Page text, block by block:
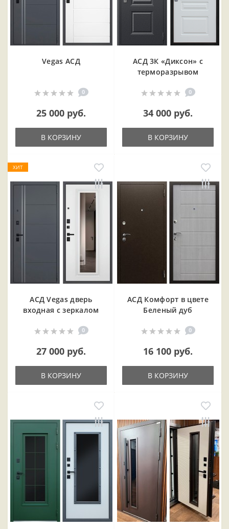
Vegas АСД
0
25 000 руб.
В КОРЗИНУ
АСД 3К «Диксон» с
терморазрывом
0
34 000 руб.
В КОРЗИНУ
ХИТ
АСД Vegas дверь
входная с зеркалом
0
27 000 руб.
В КОРЗИНУ
АСД Комфорт в цвете
Беленый дуб
0
16 100 руб.
В КОРЗИНУ